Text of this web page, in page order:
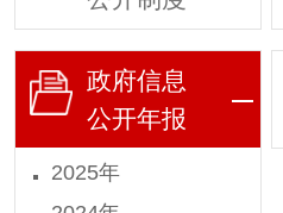
政府信息
公开年报
2025年